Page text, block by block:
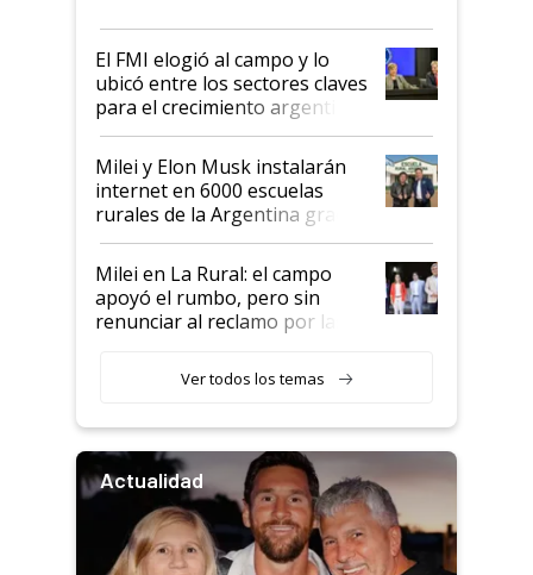
de Milei
El FMI elogió al campo y lo
ubicó entre los sectores claves
para el crecimiento argentino
Milei y Elon Musk instalarán
internet en 6000 escuelas
rurales de la Argentina gracias
a un acuerdo con Starlink
Milei en La Rural: el campo
apoyó el rumbo, pero sin
renunciar al reclamo por las
Ver todos los temas
Actualidad